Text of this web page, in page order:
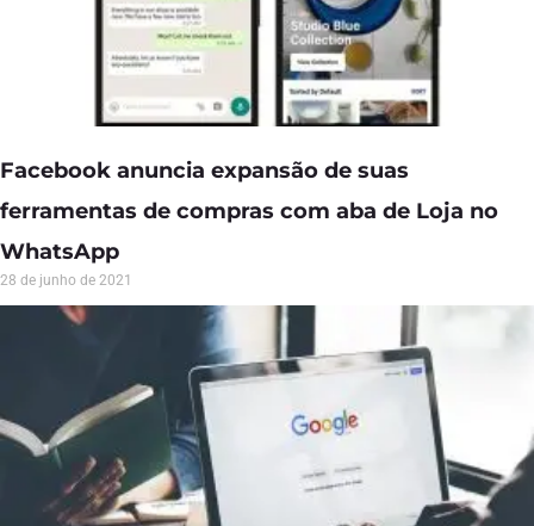
Facebook anuncia expansão de suas
ferramentas de compras com aba de Loja no
WhatsApp
28 de junho de 2021